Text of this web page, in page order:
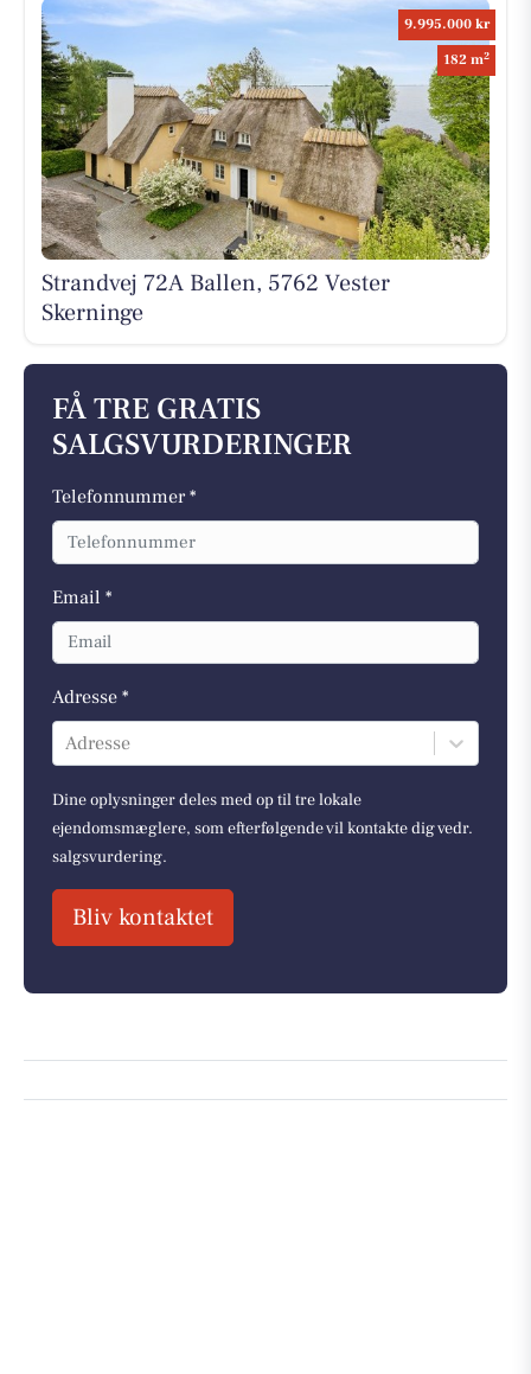
9.995.000 kr
182 m2
Strandvej 72A Ballen, 5762 Vester
Skerninge
FÅ TRE GRATIS
SALGSVURDERINGER
Telefonnummer *
Email *
Adresse *
Adresse
Dine oplysninger deles med op til tre lokale
ejendomsmæglere, som efterfølgende vil kontakte dig vedr.
salgsvurdering.
Bliv kontaktet